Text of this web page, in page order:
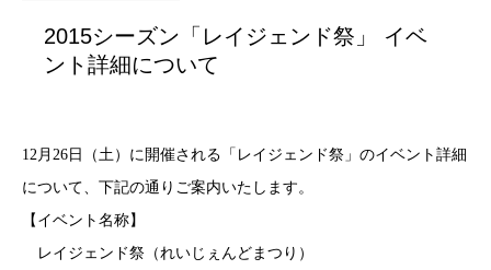
2015シーズン「レイジェンド祭」 イベ
ント詳細について
12月26日（土）に開催される「レイジェンド祭」のイベント詳細
について、下記の通りご案内いたします。
【イベント名称】
レイジェンド祭（れいじぇんどまつり）